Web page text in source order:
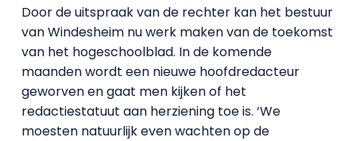
Door de uitspraak van de rechter kan het bestuur
van Windesheim nu werk maken van de toekomst
van het hogeschoolblad. In de komende
maanden wordt een nieuwe hoofdredacteur
geworven en gaat men kijken of het
redactiestatuut aan herziening toe is. ‘We
moesten natuurlijk even wachten op de